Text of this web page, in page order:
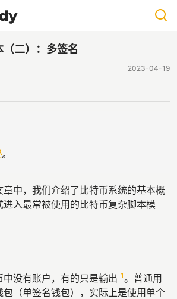
二）：多签名
2023-04-19
。
中，我们介绍了比特币系统的基本概
进入最常被使用的比特币复杂脚本模
没有账户，有的只是输出 1。普通用
包（单签名钱包），实际上是使用单个